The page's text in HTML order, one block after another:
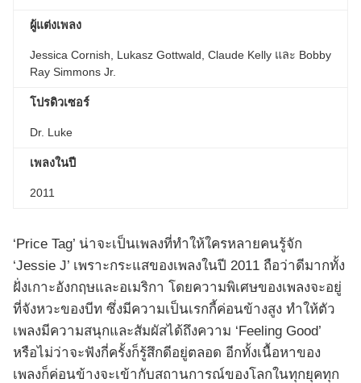
ผู้แต่งเพลง
Jessica Cornish, Lukasz Gottwald, Claude Kelly และ Bobby
Ray Simmons Jr.
โปรดิวเซอร์
​​Dr. Luke
เพลงในปี
2011
‘Price Tag’ น่าจะเป็นเพลงที่ทำให้ใครหลายคนรู้จัก
‘Jessie J’ เพราะกระแสของเพลงในปี 2011 ถือว่าดีมากทั้ง
ฝั่งเกาะอังกฤษและอเมริกา โดยความพิเศษของเพลงจะอยู่
ที่จังหวะของบีท ซึ่งมีความเป็นเรกกี้ค่อนข้างสูง ทำให้ตัว
เพลงมีความสนุกและสัมผัสได้ถึงความ ‘Feeling Good’
หรือไม่ว่าจะฟังกี่ครั้งก็รู้สึกดีอยู่ตลอด อีกทั้งเนื้อหาของ
เพลงก็ค่อนข้างจะเข้ากับสถานการณ์ของโลกในทุกยุคทุก